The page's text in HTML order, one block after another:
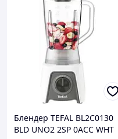
Блендер TEFAL BL2C0130
BLD UNO2 2SP 0ACC WHT